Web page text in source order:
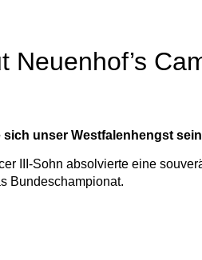
Neuenhof’s
sich unser Westfalenhengst
III-Sohn absolvierte eine
Bundeschampionat.